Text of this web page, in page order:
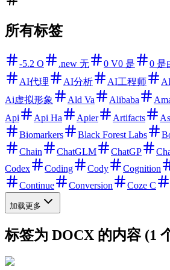
所有标签
-5.2 O .new 无 0 V0 是 0 是
AI代理
AI分析 AI工程师
Ai虚拟形象
Ald Va Alibaba
Api
Api Ha Apier Artifacts
Biomarkers
Black Forest Labs
Chain
ChatGLM ChatGP
Codex
Coding Cody Cognition
Continue
Conversion Coze C
加载更多
标签为 DOCX 的内容 (1